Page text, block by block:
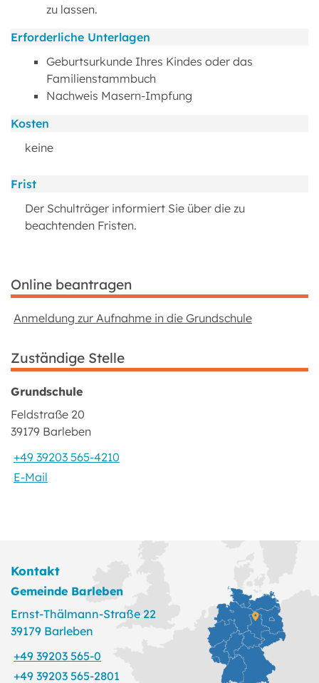
zu lassen.
Erforderliche Unterlagen
Geburtsurkunde Ihres Kindes oder das
Familienstammbuch
Nachweis Masern-Impfung
Kosten
keine
Frist
Der Schulträger informiert Sie über die zu
beachtenden Fristen.
Online beantragen
Anmeldung zur Aufnahme in die Grundschule
Zuständige Stelle
Grundschule
Feldstraße 20
39179 Barleben
+49 39203 565-4210
E-Mail
Kontakt
Gemeinde Barleben
Ernst-Thälmann-Straße 22
39179 Barleben
+49 39203 565-0
+49 39203 565-2801